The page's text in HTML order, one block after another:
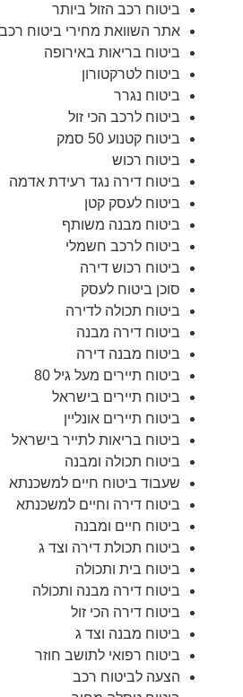
ביטוח רכב הזול ביותר
אתר השוואת מחירי ביטוח רכב
ביטוח בריאות באירופה
ביטוח לטרקטורון
ביטוח נגרר
ביטוח לרכב הכי זול
ביטוח קטנוע 50 סמק
ביטוח רכוש
ביטוח דירה נגד רעידת אדמה
ביטוח לעסק קטן
ביטוח מבנה משותף
ביטוח לרכב חשמלי
ביטוח רכוש דירה
סוכן ביטוח לעסק
ביטוח תכולה לדירה
ביטוח דירה מבנה
ביטוח מבנה דירה
ביטוח תיירים מעל גיל 80
ביטוח תיירים בישראל
ביטוח תיירים אונליין
ביטוח בריאות לתייר בישראל
ביטוח תכולה ומבנה
שעבוד ביטוח חיים למשכנתא
ביטוח דירה וחיים למשכנתא
ביטוח חיים ומבנה
ביטוח תכולת דירה וצד ג
ביטוח בית ותכולה
ביטוח דירה מבנה ותכולה
ביטוח דירה הכי זול
ביטוח מבנה וצד ג
ביטוח רפואי לתושב חוזר
הצעה לביטוח רכב